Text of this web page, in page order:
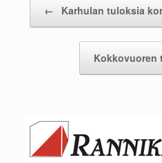
← Karhulan tuloksia
Kokkovuoren